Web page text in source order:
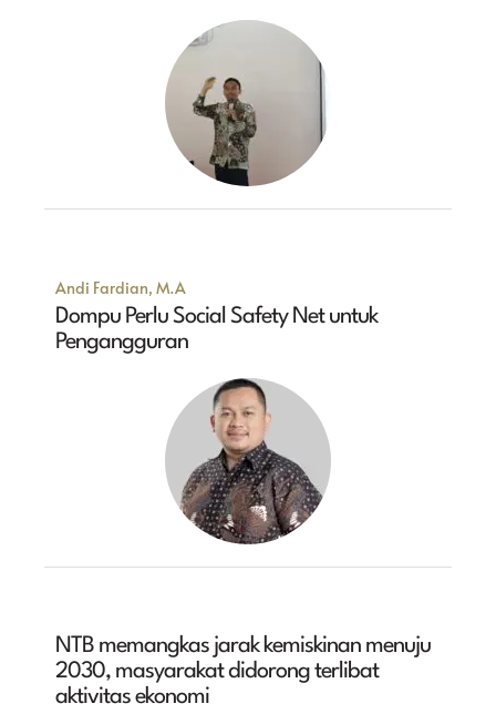
Andi Fardian, M.A
Dompu Perlu Social Safety Net untuk
Pengangguran
NTB memangkas jarak kemiskinan menuju
2030, masyarakat didorong terlibat
aktivitas ekonomi